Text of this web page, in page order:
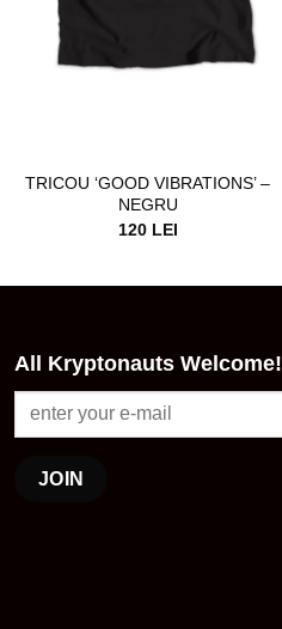
TRICOU ‘GOOD VIBRATIONS’ –
NEGRU
120 LEI
All Kryptonauts Welcome!